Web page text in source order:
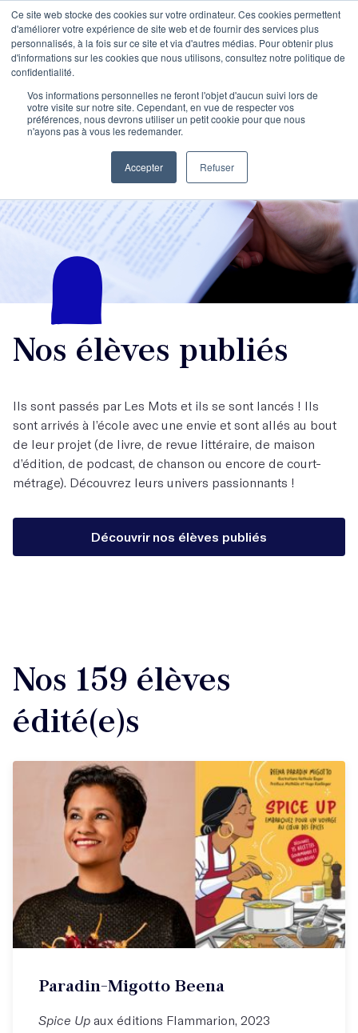
Ce site web stocke des cookies sur votre ordinateur. Ces cookies permettent
d'améliorer votre expérience de site web et de fournir des services plus
personnalisés, à la fois sur ce site et via d'autres médias. Pour obtenir plus
d'informations sur les cookies que nous utilisons, consultez notre politique de
confidentialité.
Vos informations personnelles ne feront l'objet d'aucun suivi lors de
votre visite sur notre site. Cependant, en vue de respecter vos
préférences, nous devrons utiliser un petit cookie pour que nous
n'ayons pas à vous les redemander.
Accepter Refuser
Nos élèves publiés
Ils sont passés par Les Mots et ils se sont lancés ! Ils
sont arrivés à l’école avec une envie et sont allés au bout
de leur projet (de livre, de revue littéraire, de maison
d’édition, de podcast, de chanson ou encore de court-
métrage). Découvrez leurs univers passionnants !
Découvrir nos élèves publiés
Nos 159 élèves
édité(e)s
Paradin-Migotto Beena
Spice Up aux éditions Flammarion, 2023